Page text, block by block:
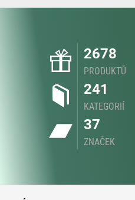
2678
PRODUKTŮ
241
KATEGORIÍ
37
ZNAČEK